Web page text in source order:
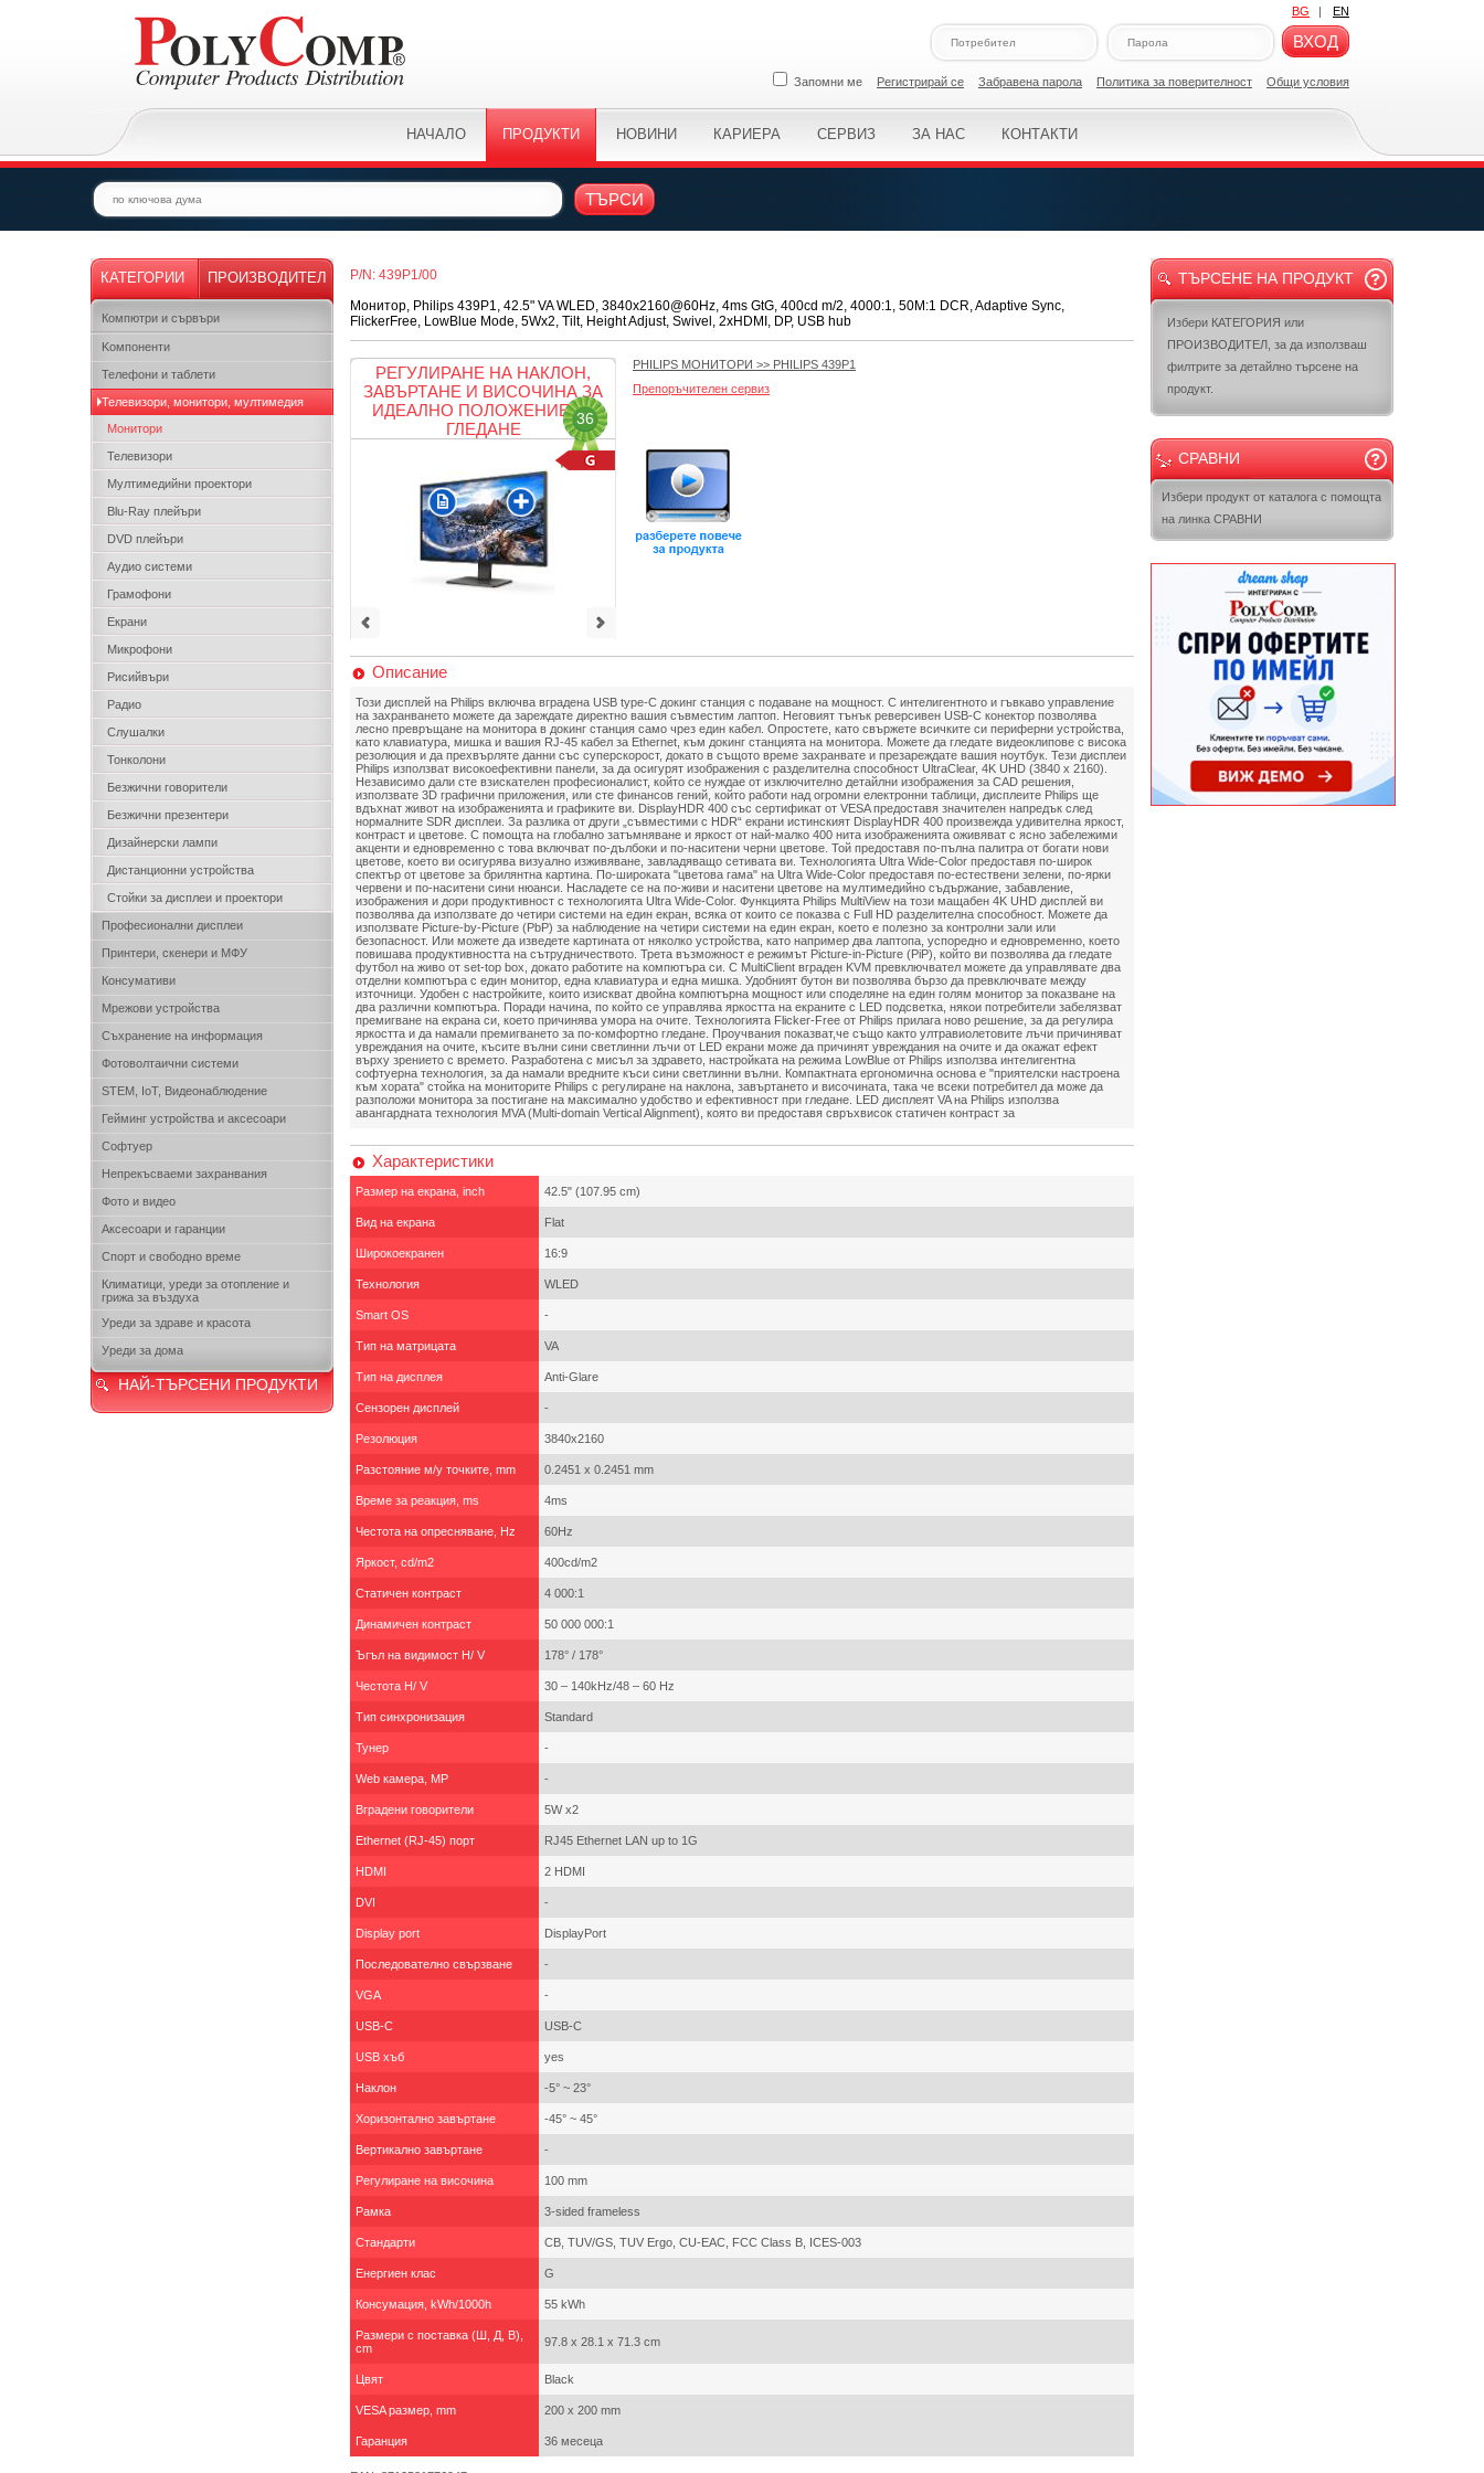
BG | EN
ВХОД
Запомни ме Регистрирай се Забравена парола Политикa за поверителност Общи условия
НАЧАЛО ПРОДУКТИ НОВИНИ КАРИЕРА СЕРВИЗ ЗА НАС КОНТАКТИ
ТЪРСИ
КАТЕГОРИИ ПРОИЗВОДИТЕЛ
Компютри и сървъри
Kомпоненти
Телефони и таблети
Телевизори, монитори, мултимедия
Монитори
Телевизори
Мултимедийни проектори
Blu-Ray плейъри
DVD плейъри
Аудио системи
Грамофони
Екрани
Микрофони
Рисийвъри
Радио
Слушалки
Тонколони
Безжични говорители
Безжични презентери
Дизайнерски лампи
Дистанционни устройства
Стойки за дисплеи и проектори
Професионални дисплеи
Принтери, скенери и МФУ
Консумативи
Мрежови устройства
Съхранение на информация
Фотоволтаични системи
STEM, IoT, Видеонаблюдение
Гейминг устройства и аксесоари
Софтуер
Непрекъсваеми захранвания
Фото и видео
Аксесоари и гаранции
Спорт и свободно време
Климатици, уреди за отопление и
грижа за въздуха
Уреди за здраве и красота
Уреди за дома
НАЙ-ТЪРСЕНИ ПРОДУКТИ
P/N: 439P1/00
Монитор, Philips 439P1, 42.5" VA WLED, 3840x2160@60Hz, 4ms GtG, 400cd m/2, 4000:1, 50M:1 DCR, Adaptive Sync,
FlickerFree, LowBlue Mode, 5Wx2, Tilt, Height Adjust, Swivel, 2xHDMI, DP, USB hub
РЕГУЛИРАНЕ НА НАКЛОН,
ЗАВЪРТАНЕ И ВИСОЧИНА ЗА
ИДЕАЛНО ПОЛОЖЕНИЕ ЗА
ГЛЕДАНЕ
36
PHILIPS МОНИТОРИ >> PHILIPS 439P1
Препоръчителен сервиз
Описание
Този дисплей на Philips включва вградена USB type-C докинг станция с подаване на мощност. С интелигентното и гъвкаво управление
на захранването можете да зареждате директно вашия съвместим лаптоп. Неговият тънък реверсивен USB-C конектор позволява
лесно превръщане на монитора в докинг станция само чрез един кабел. Опростете, като свържете всичките си периферни устройства,
като клавиатура, мишка и вашия RJ-45 кабел за Ethernet, към докинг станцията на монитора. Можете да гледате видеоклипове с висока
резолюция и да прехвърляте данни със суперскорост, докато в същото време захранвате и презареждате вашия ноутбук. Тези дисплеи
Philips използват високоефективни панели, за да осигурят изображения с разделителна способност UltraClear, 4K UHD (3840 x 2160).
Независимо дали сте взискателен професионалист, който се нуждае от изключително детайлни изображения за CAD решения,
използвате 3D графични приложения, или сте финансов гений, който работи над огромни електронни таблици, дисплеите Philips ще
вдъхнат живот на изображенията и графиките ви. DisplayHDR 400 със сертификат от VESA предоставя значителен напредък след
нормалните SDR дисплеи. За разлика от други „съвместими с HDR“ екрани истинският DisplayHDR 400 произвежда удивителна яркост,
контраст и цветове. С помощта на глобално затъмняване и яркост от най-малко 400 нита изображенията оживяват с ясно забележими
акценти и едновременно с това включват по-дълбоки и по-наситени черни цветове. Той предоставя по-пълна палитра от богати нови
цветове, което ви осигурява визуално изживяване, завладяващо сетивата ви. Технологията Ultra Wide-Color предоставя по-широк
спектър от цветове за брилянтна картина. По-широката "цветова гама" на Ultra Wide-Color предоставя по-естествени зелени, по-ярки
червени и по-наситени сини нюанси. Насладете се на по-живи и наситени цветове на мултимедийно съдържание, забавление,
изображения и дори продуктивност с технологията Ultra Wide-Color. Функцията Philips MultiView на този мащабен 4K UHD дисплей ви
позволява да използвате до четири системи на един екран, всяка от които се показва с Full HD разделителна способност. Можете да
използвате Picture-by-Picture (PbP) за наблюдение на четири системи на един екран, което е полезно за контролни зали или
безопасност. Или можете да изведете картината от няколко устройства, като например два лаптопа, успоредно и едновременно, което
повишава продуктивността на сътрудничеството. Трета възможност е режимът Picture-in-Picture (PiP), който ви позволява да гледате
футбол на живо от set-top box, докато работите на компютъра си. С MultiClient вграден KVM превключвател можете да управлявате два
отделни компютъра с един монитор, една клавиатура и една мишка. Удобният бутон ви позволява бързо да превключвате между
източници. Удобен с настройките, които изискват двойна компютърна мощност или споделяне на един голям монитор за показване на
два различни компютъра. Поради начина, по който се управлява яркостта на екраните с LED подсветка, някои потребители забелязват
премигване на екрана си, което причинява умора на очите. Технологията Flicker-Free от Philips прилага ново решение, за да регулира
яркостта и да намали премигването за по-комфортно гледане. Проучвания показват,че също както ултравиолетовите лъчи причиняват
увреждания на очите, късите вълни сини светлинни лъчи от LED екрани може да причинят увреждания на очите и да окажат ефект
върху зрението с времето. Разработена с мисъл за здравето, настройката на режима LowBlue от Philips използва интелигентна
софтуерна технология, за да намали вредните къси сини светлинни вълни. Компактната ергономична основа е "приятелски настроена
към хората" стойка на мониторите Philips с регулиране на наклона, завъртането и височината, така че всеки потребител да може да
разположи монитора за постигане на максимално удобство и ефективност при гледане. LED дисплеят VA на Philips използва
авангардната технология MVA (Multi-domain Vertical Alignment), която ви предоставя свръхвисок статичен контраст за
Характеристики
Размер на екрана, inch 42.5" (107.95 cm)
Вид на екрана Flat
Широкоекранен 16:9
Технология WLED
Smart OS -
Тип на матрицата VA
Тип на дисплея Anti-Glare
Сензорен дисплей -
Резолюция 3840x2160
Разстояние м/у точките, mm 0.2451 x 0.2451 mm
Време за реакция, ms 4ms
Честота на опресняване, Hz 60Hz
Яркост, cd/m2 400cd/m2
Статичен контраст 4 000:1
Динамичен контраст 50 000 000:1
Ъгъл на видимост H/ V 178° / 178°
Честота H/ V 30 – 140kHz/48 – 60 Hz
Тип синхронизация Standard
Тунер -
Web камера, MP -
Вградени говорители 5W x2
Ethernet (RJ-45) порт RJ45 Ethernet LAN up to 1G
HDMI 2 HDMI
DVI -
Display port DisplayPort
Последователно свързване -
VGA -
USB-C USB-C
USB хъб yes
Наклон -5° ~ 23°
Хоризонтално завъртане -45° ~ 45°
Вертикално завъртане -
Регулиране на височина 100 mm
Рамка 3-sided frameless
Стандарти CB, TUV/GS, TUV Ergo, CU-EAC, FCC Class B, ICES-003
Енергиен клас G
Консумация, kWh/1000h 55 kWh
Размери с поставка (Ш, Д, В),
cm
97.8 x 28.1 x 71.3 cm
Цвят Black
VESA размер, mm 200 x 200 mm
Гаранция 36 месеца
ТЪРСЕНЕ НА ПРОДУКТ
Избери КАТЕГОРИЯ или
ПРОИЗВОДИТЕЛ, за да използваш
филтрите за детайлно търсене на
продукт.
СРАВНИ
Избери продукт от каталога с помощта
на линка СРАВНИ